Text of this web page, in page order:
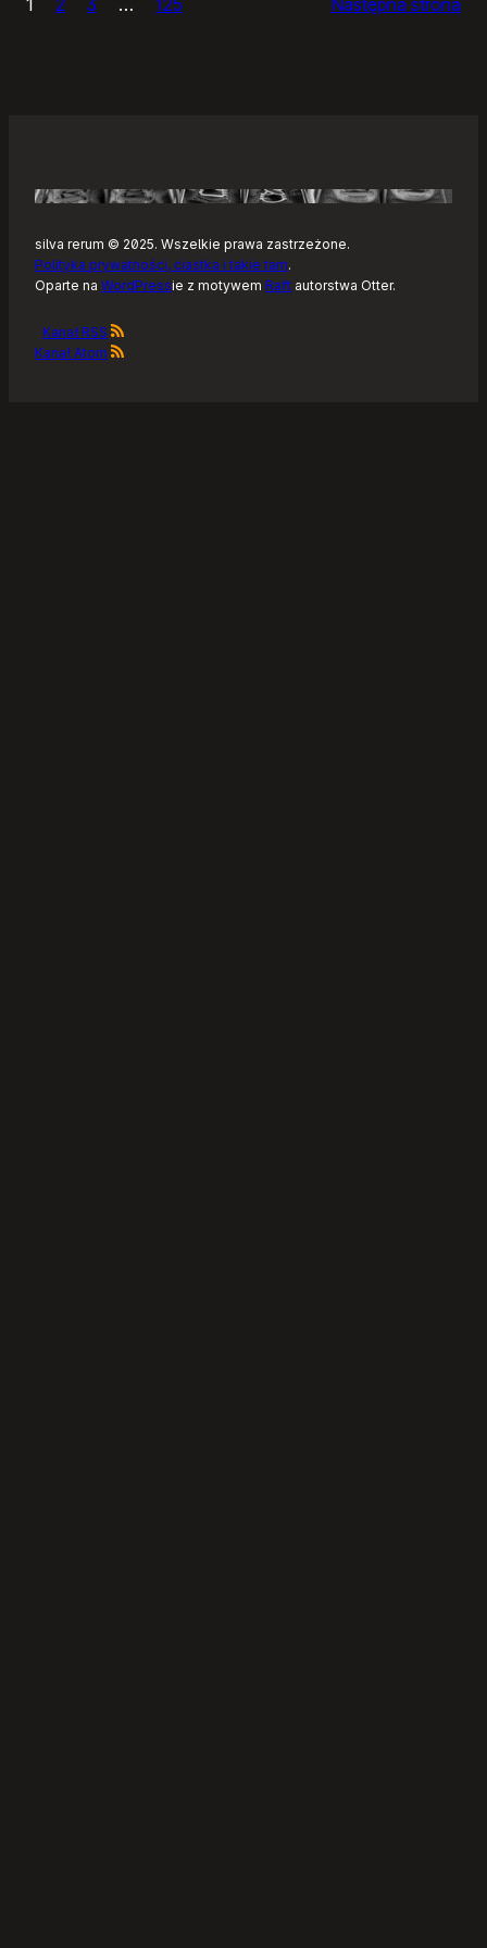
–
Linuksa
silva rerum © 2025. Wszelkie prawa zastrzeżone.
Polityka prywatności, ciastka i takie tam.
Oparte na WordPressie z motywem Raft autorstwa Otter.
Kanał RSS
Kanał Atom